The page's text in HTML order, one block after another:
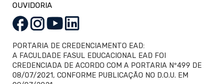
OUVIDORIA
PORTARIA DE CREDENCIAMENTO EAD:
A FACULDADE FASUL EDUCACIONAL EAD FOI
CREDENCIADA DE ACORDO COM A PORTARIA Nº499 DE
08/07/2021, CONFORME PUBLICAÇÃO NO D.O.U. EM